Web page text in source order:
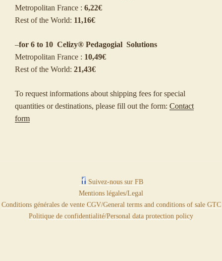
Metropolitan France : 6,22€
Rest of the World: 11,16€
–for 6 to 10 Celizy® Pedagogial Solutions
Metropolitan France : 10,49€
Rest of the World: 21,43€
To request informations about shipping fees for special
quantities or destinations, please fill out the form: Contact
form
Suivez-nous sur FB
Mentions légales/Legal
Conditions générales de vente CGV/General terms and conditions of sale GTC
Politique de confidentialité/Personal data protection policy